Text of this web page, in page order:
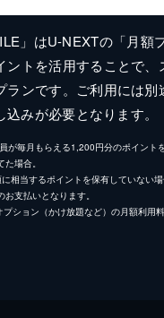
」はU-NEXTの「月額
ントを活用することで、
ランです。ご利用には別
みが必要となります。
が毎月もらえる1,200円分のポイント
場合。
相当するポイントを保有していない
支払いとなります。
ション（かけ放題など）の月額利用料